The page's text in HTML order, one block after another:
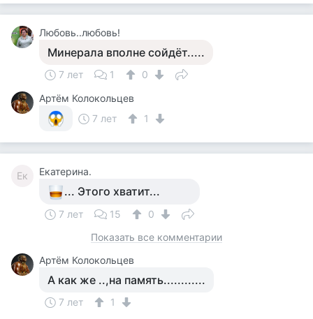
Любовь..любовь!
Минерала вполне сойдёт.....
7 лет 1
0
Артём Колокольцев
7 лет
1
Ек Екатерина.
... Этого хватит...
7 лет 15
0
Показать все комментарии
Артём Колокольцев
А как же ..,на память............
7 лет 1